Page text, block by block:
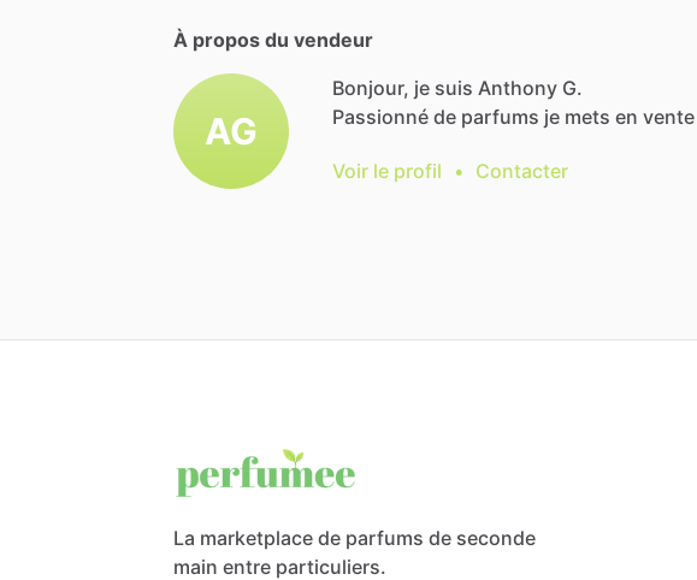
À propos du vendeur
AG
Bonjour, je suis Anthony G.
Passionné de parfums je mets en vente
Voir le profil • Contacter
La marketplace de parfums de seconde
main entre particuliers.